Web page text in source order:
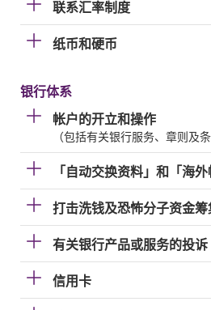
联系汇率制度
纸币和硬币
银行体系
帐户的开立和操作
（包括有关银行服务、章则及
「自动交换资料」和「海
打击洗钱及恐怖分子资金筹
有关银行产品或服务的投诉
信用卡